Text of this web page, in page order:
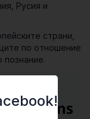
Русия и
страни,
по отношение